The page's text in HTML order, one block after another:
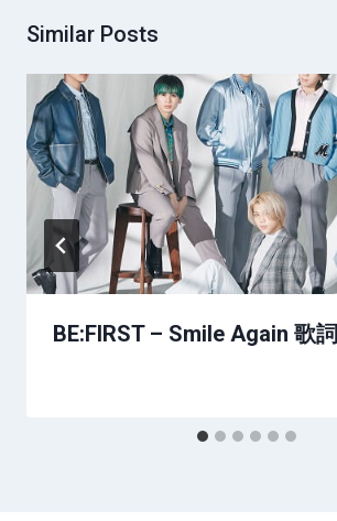
Similar Posts
BE:FIRST – Smile Again 歌詞